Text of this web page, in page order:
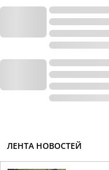
ЛЕНТА НОВОСТЕЙ